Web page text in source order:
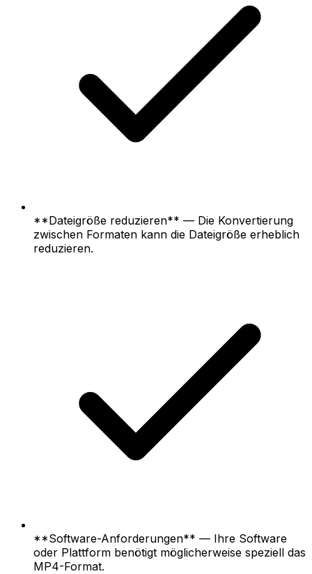
**Dateigröße reduzieren** — Die Konvertierung
zwischen Formaten kann die Dateigröße erheblich
reduzieren.
**Software-Anforderungen** — Ihre Software
oder Plattform benötigt möglicherweise speziell das
MP4-Format.